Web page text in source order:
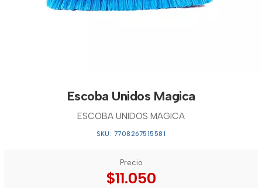
Escoba Unidos Magica
ESCOBA UNIDOS MAGICA
SKU: 7708267515581
Precio
$11.050